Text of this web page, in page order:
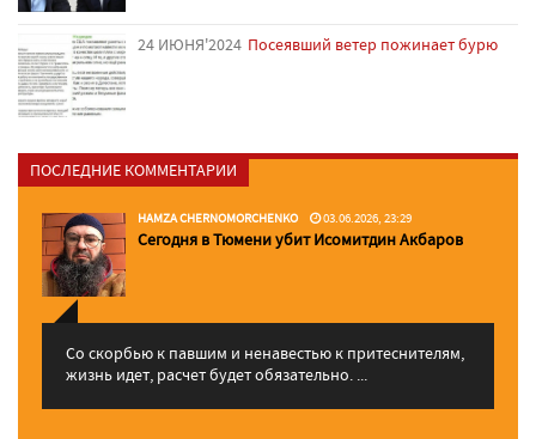
24 ИЮНЯ'2024 Посеявший ветер пожинает бурю
ПОСЛЕДНИЕ КОММЕНТАРИИ
HAMZA CHERNOMORCHENKO 03.06.2026, 23:29
Сегодня в Тюмени убит Исомитдин Акбаров
Со скорбью к павшим и ненавестью к притеснителям,
жизнь идет, расчет будет обязательно. ...